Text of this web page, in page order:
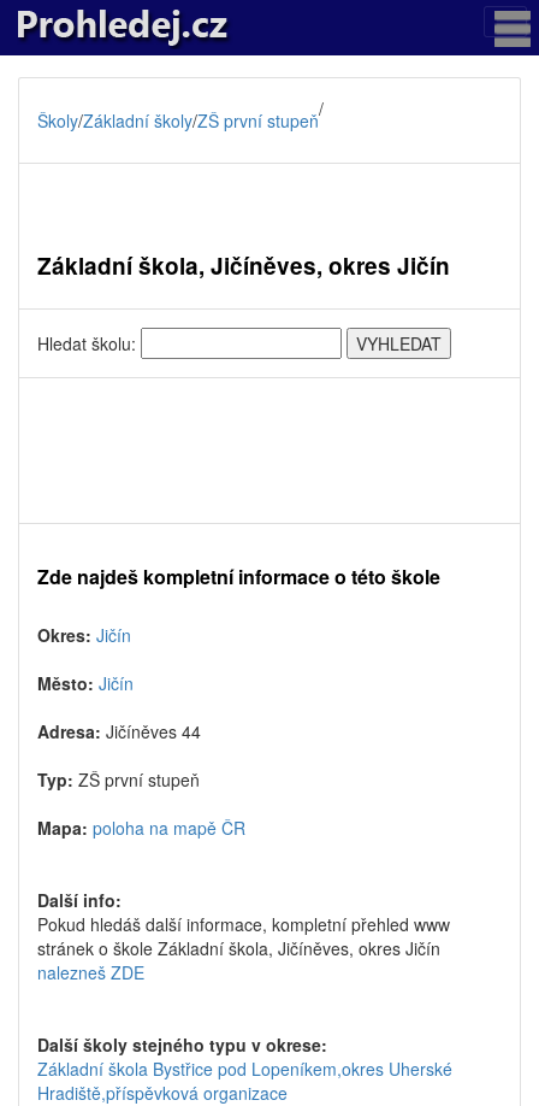
Školy/Základní školy/ZŠ první stupeň/
Základní škola, Jičíněves, okres Jičín
Hledat školu:
Zde najdeš kompletní informace o této škole
Okres: Jičín
Město: Jičín
Adresa: Jičíněves 44
Typ: ZŠ první stupeň
Mapa: poloha na mapě ČR
Další info:
Pokud hledáš další informace, kompletní přehled www
stránek o škole Základní škola, Jičíněves, okres Jičín
nalezneš ZDE
Další školy stejného typu v okrese:
Základní škola Bystřice pod Lopeníkem,okres Uherské
Hradiště,příspěvková organizace